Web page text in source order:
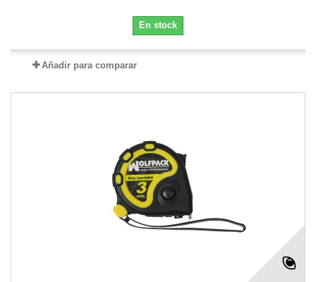
En stock
Añadir para comparar